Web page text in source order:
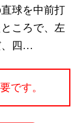
球を中前打
ころで、左
、四…
です。